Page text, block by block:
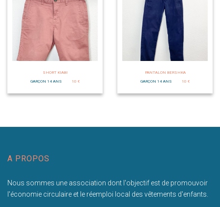
SHORT KIABI
GARÇON 14 ANS
10 €
PANTALON BERSHKA
GARÇON 14 ANS
10 €
A PROPOS
Nous sommes une association dont l'objectif est de promouvoir
l'économie circulaire et le réemploi local des vêtements d'enfants.